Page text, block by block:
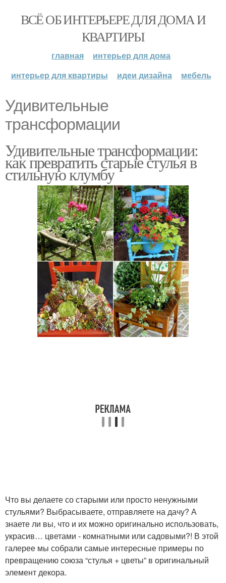
ВСЁ ОБ ИНТЕРЬЕРЕ ДЛЯ ДОМА И
КВАРТИРЫ
главная
интерьер для дома
интерьер для квартиры
идеи дизайна мебель
Удивительные
трансформации
Удивительные трансформации:
как превратить старые стулья в
стильную клумбу
Что вы делаете со старыми или просто ненужными
стульями? Выбрасываете, отправляете на дачу? А
знаете ли вы, что и их можно оригинально использовать,
украсив… цветами - комнатными или садовыми?! В этой
галерее мы собрали самые интересные примеры по
превращению союза “стулья + цветы” в оригинальный
элемент декора.